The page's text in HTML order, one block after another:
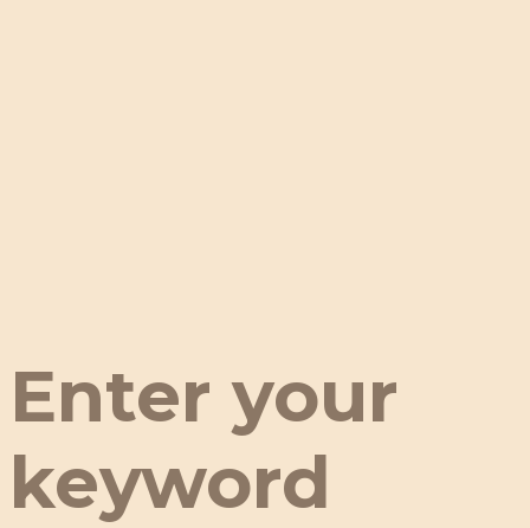
Enter your
keyword